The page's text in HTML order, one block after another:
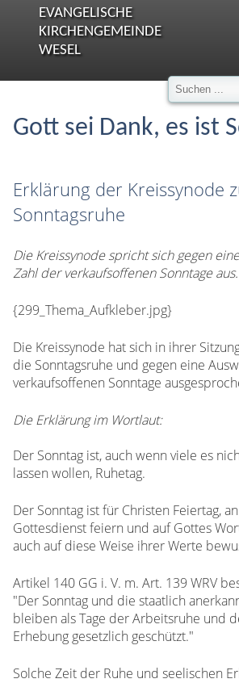
EVANGELISCHE
KIRCHENGEMEINDE
WESEL
Gott sei Dank, es ist
Erklärung der Kreissynode
Sonntagsruhe
Die Kreissynode spricht sich gegen
Zahl der verkaufsoffenen Sonntage aus.
{299_Thema_Aufkleber.jpg}
Die Kreissynode hat sich in ihrer
die Sonntagsruhe und gegen eine
verkaufsoffenen Sonntage
Die Erklärung im Wortlaut:
Der Sonntag ist, auch wenn viele es
lassen wollen, Ruhetag.
Der Sonntag ist für Christen Feiertag,
Gottesdienst feiern und auf Gottes
auch auf diese Weise ihrer Werte
Artikel 140 GG i. V. m. Art. 139 WRV
"Der Sonntag und die staatlich
bleiben als Tage der Arbeitsruhe und
Erhebung gesetzlich geschützt."
Solche Zeit der Ruhe und seelischen